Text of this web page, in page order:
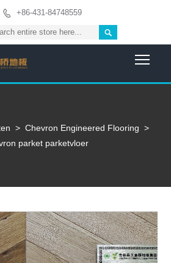
 +86-431-84748559

> Chevron Engineered Flooring >
parket parketvloer